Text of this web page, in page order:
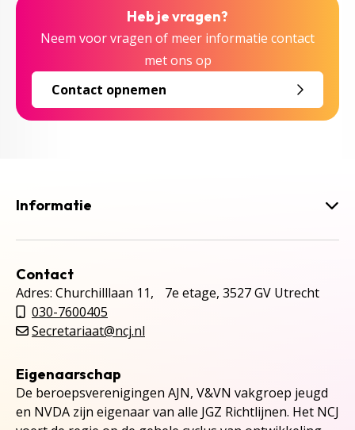
Heb je vragen?
Neem voor vragen of meer informatie contact
met ons op
Contact opnemen
Informatie
Contact
Adres: Churchilllaan 11, 7e etage, 3527 GV Utrecht
030-7600405
Secretariaat@ncj.nl
Eigenaarschap
De beroepsverenigingen AJN, V&VN vakgroep jeugd
en NVDA zijn eigenaar van alle JGZ Richtlijnen. Het NCJ